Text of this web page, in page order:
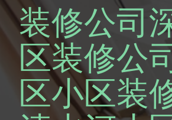
装修公司
区装修公
区小区装